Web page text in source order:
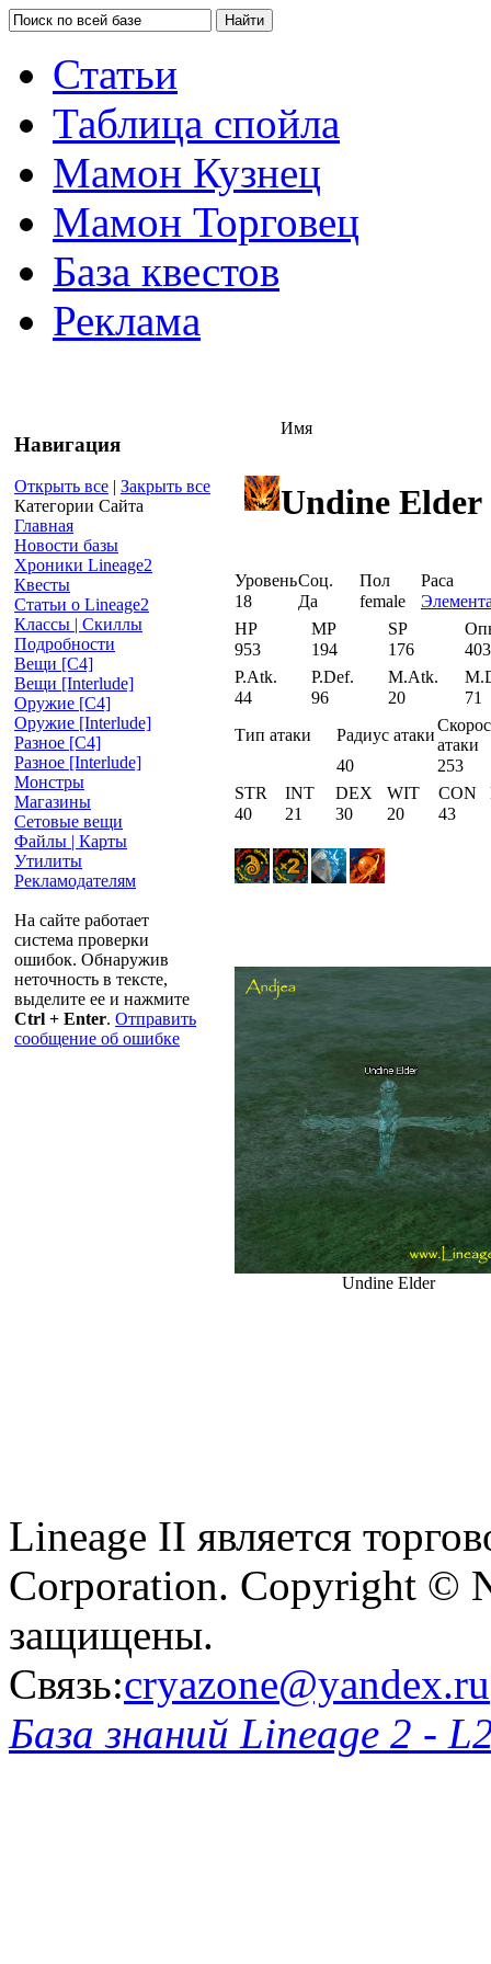
Статьи
Таблица спойла
Мамон Кузнец
Мамон Торговец
База квестов
Реклама
Навигация
Открыть все | Закрыть все
Категории Сайта
Главная
Новости базы
Хроники Lineage2
Квесты
Статьи о Lineage2
Классы | Скиллы
Подробности
Вещи [С4]
Вещи [Interlude]
Оружие [С4]
Оружие [Interlude]
Разное [C4]
Разное [Interlude]
Монстры
Магазины
Сетовые вещи
Файлы | Карты
Утилиты
Рекламодателям
На сайте работает
система проверки
ошибок. Обнаружив
неточность в тексте,
выделите ее и нажмите
Ctrl + Enter. Отправить
сообщение об ошибке
Имя
Undine Elder
УровеньСоц. Пол
Раса
18
Да female
HP
MP SP
953
194 176
P.Atk.
P.Def. M.Atk.
44
96 20
71
Тип атаки
Радиус атаки
атаки
40
253
STR
INT DEX WIT CON
40
21 30 20 43
Undine Elder
Lineage II является
Corporation. Copyright ©
защищены.
Связь:cryazone@yandex.ru
База знаний Lineage 2 -